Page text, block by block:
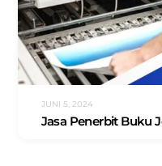
JUNI 5, 2024
Jasa Penerbit Buku